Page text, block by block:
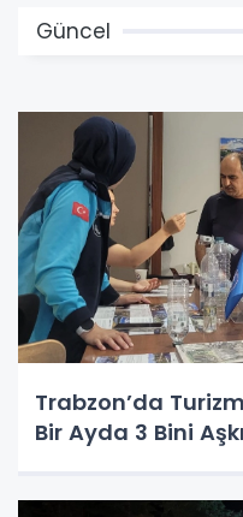
Güncel
Trabzon’da
Bir Ayda 3 Bini